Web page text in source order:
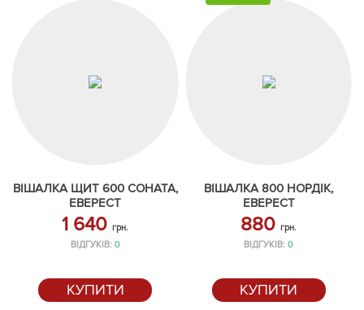
ВІШАЛКА ЩИТ 600 СОНАТА,
ЕВЕРЕСТ
1 640грн.
ВІДГУКІВ: 0
КУПИТИ
ВІШАЛКА 800 НОРДІК,
ЕВЕРЕСТ
880грн.
ВІДГУКІВ:0
КУПИТИ